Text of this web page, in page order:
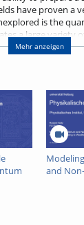
have proven
is the
a large variety
and cavity
in a
populate the
tailor the
or squeezed
Mehr anzeigen
and